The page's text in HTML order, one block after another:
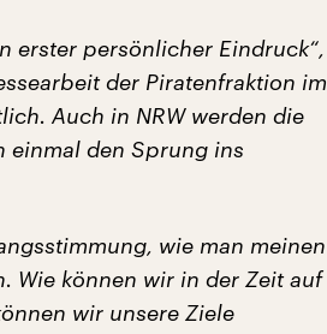
erster persönlicher Eindruck“,
der Piratenfraktion im
Auch in NRW werden die
einmal den Sprung ins
wie man meinen
Wie können wir in der Zeit auf
wir unsere Ziele